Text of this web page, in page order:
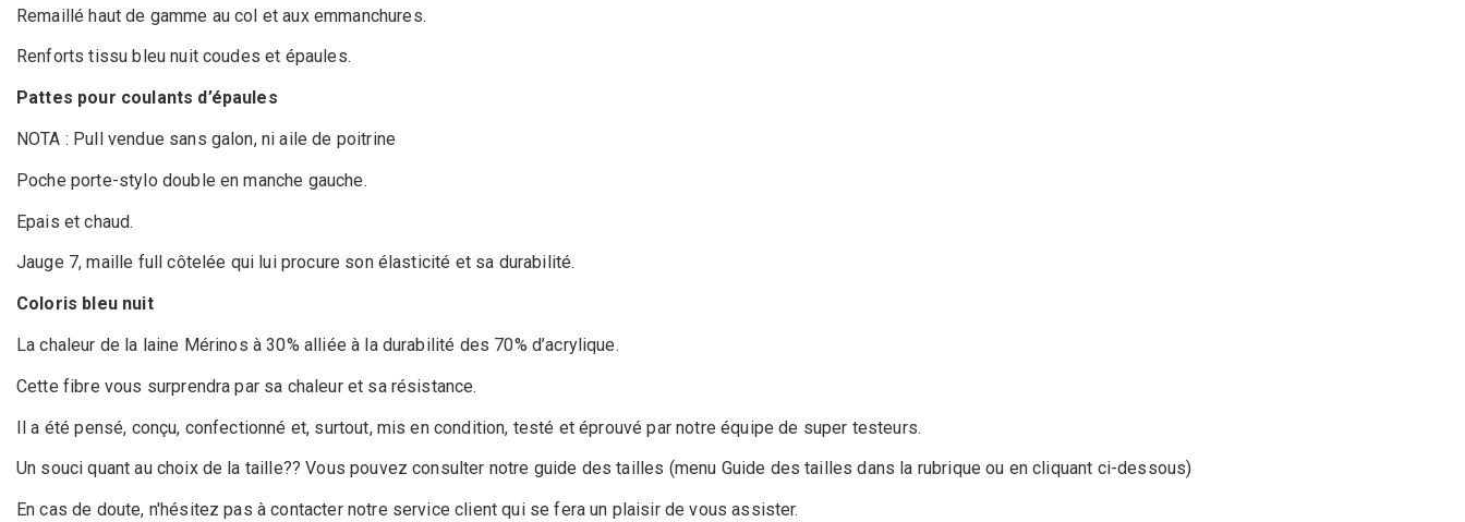
Remaillé haut de gamme au col et aux emmanchures.
Renforts tissu bleu nuit coudes et épaules.
Pattes pour coulants d’épaules
NOTA : Pull vendue sans galon, ni aile de poitrine
Poche porte-stylo double en manche gauche.
Epais et chaud.
Jauge 7, maille full côtelée qui lui procure son élasticité et sa durabilité.
Coloris bleu nuit
La chaleur de la laine Mérinos à 30% alliée à la durabilité des 70% d’acrylique.
Cette fibre vous surprendra par sa chaleur et sa résistance.
Il a été pensé, conçu, confectionné et, surtout, mis en condition, testé et éprouvé par notre équipe de super testeurs.
Un souci quant au choix de la taille?? Vous pouvez consulter notre guide des tailles (menu Guide des tailles dans la rubrique ou en cliquant ci-dessous)
En cas de doute, n'hésitez pas à contacter notre service client qui se fera un plaisir de vous assister.